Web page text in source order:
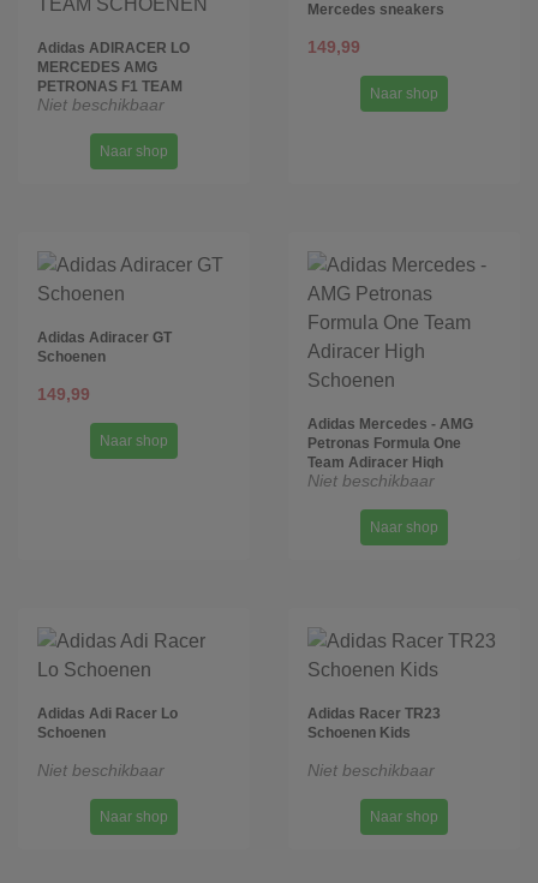
Adidas ADIRACER LO
MERCEDES AMG
PETRONAS F1 TEAM
SCHOENEN
Niet beschikbaar
Naar shop
Mercedes sneakers
149,99
Naar shop
Adidas Adiracer GT
Schoenen
149,99
Naar shop
Adidas Mercedes - AMG
Petronas Formula One
Team Adiracer High
Schoenen
Niet beschikbaar
Naar shop
Adidas Adi Racer Lo
Schoenen
Niet beschikbaar
Naar shop
Adidas Racer TR23
Schoenen Kids
Niet beschikbaar
Naar shop